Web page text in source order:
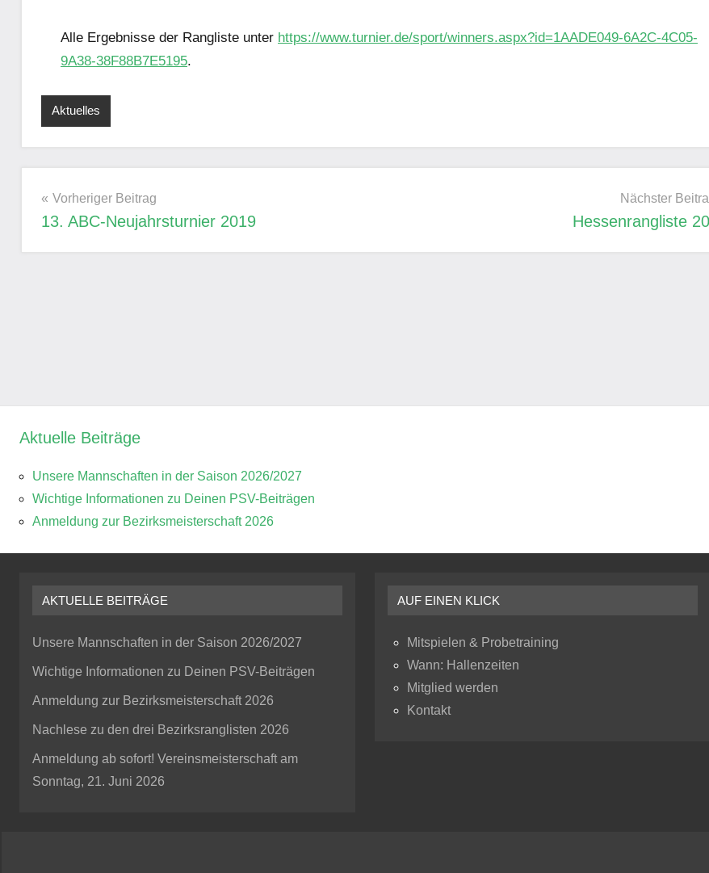
Alle Ergebnisse der Rangliste unter https://www.turnier.de/sport/winners.aspx?id=1AADE049-6A2C-4C05-
9A38-38F88B7E5195.
Schlagwörter:
Turniere
&
Aktuelles
Beitragsnavigation
Vorheriger Beitrag
13. ABC-Neujahrsturnier 2019
Nächster
Hessenrangliste
Aktuelle Beiträge
Unsere Mannschaften in der Saison 2026/2027
Wichtige Informationen zu Deinen PSV-Beiträgen
Anmeldung zur Bezirksmeisterschaft 2026
AKTUELLE BEITRÄGE
Unsere Mannschaften in der Saison 2026/2027
Wichtige Informationen zu Deinen PSV-Beiträgen
Anmeldung zur Bezirksmeisterschaft 2026
Nachlese zu den drei Bezirksranglisten 2026
Anmeldung ab sofort! Vereinsmeisterschaft am
Sonntag, 21. Juni 2026
AUF EINEN KLICK
Mitspielen & Probetraining
Wann: Hallenzeiten
Mitglied werden
Kontakt